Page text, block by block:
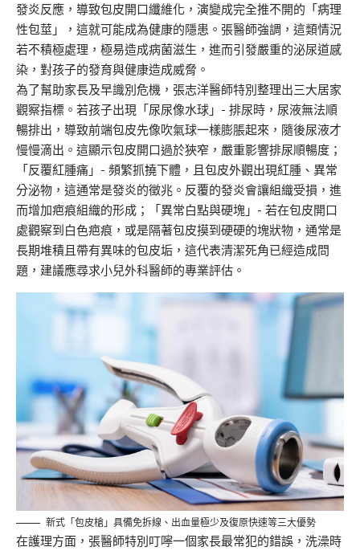
發炎反應，導致包皮開口纖維化，演變成完全推不開的「病理
性包莖」，這就可能成為健康的隱患。張醫師強調，這類情況
若不積極處理，極易造成病菌滋生，進而引發嚴重的泌尿道感
染，對孩子的發育與健康造成威脅。
為了幫助家長及早識別危機，張志洋醫師特別整理出三大居家
觀察指標。若孩子出現「尿尿像水球」- 排尿時，尿液無法順
暢排出，導致前端包皮先像吹氣球一樣膨脹起來，隨後尿液才
慢慢滴出。這顯示包皮開口過於狹窄，嚴重影響排尿順暢度；
「反覆紅腫痛」- 頻繁抓撓下體，且包皮外觀出現紅腫、異常
分泌物，這通常是發炎的徵兆。反覆的發炎會讓組織受損，進
而增加疤痕組織的形成；「異常白點與硬塊」- 若在包皮開口
處觀察到白色疤痕，或是隔著包皮摸到硬硬的塊狀物，通常是
長期堆積且帶有異味的包皮垢，這代表清潔死角已經造成問
題，建議應尋求小兒外科醫師的專業評估。
新式「包皮槍」具備免拆線、出血量極少及復原快速等三大優勢
在護理方面，張醫師特別叮嚀一個家長最常犯的錯誤，洗澡時